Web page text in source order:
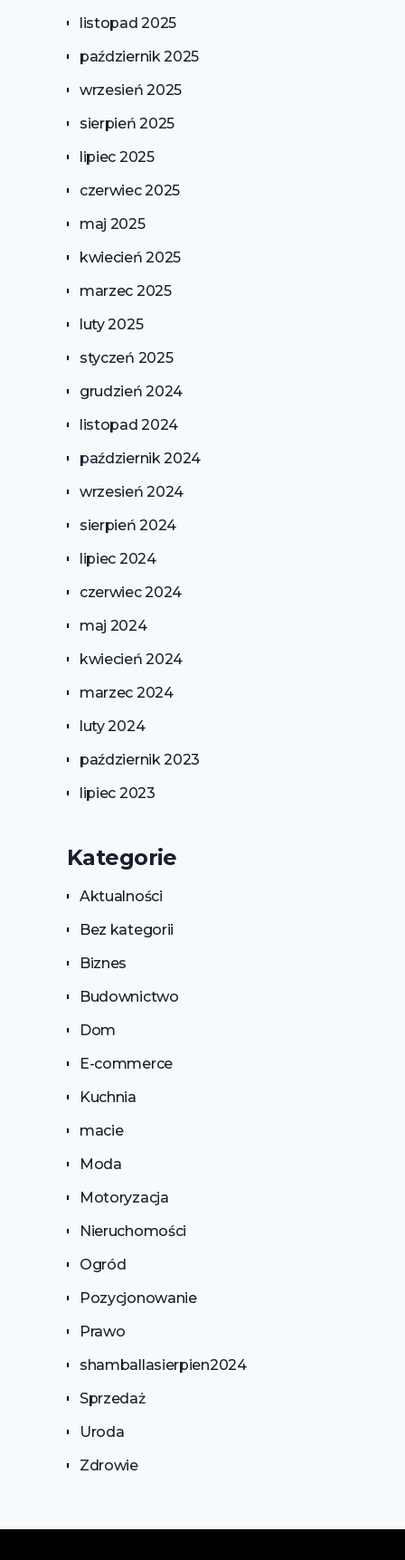
listopad 2025
październik 2025
wrzesień 2025
sierpień 2025
lipiec 2025
czerwiec 2025
maj 2025
kwiecień 2025
marzec 2025
luty 2025
styczeń 2025
grudzień 2024
listopad 2024
październik 2024
wrzesień 2024
sierpień 2024
lipiec 2024
czerwiec 2024
maj 2024
kwiecień 2024
marzec 2024
luty 2024
październik 2023
lipiec 2023
Kategorie
Aktualności
Bez kategorii
Biznes
Budownictwo
Dom
E-commerce
Kuchnia
macie
Moda
Motoryzacja
Nieruchomości
Ogród
Pozycjonowanie
Prawo
shamballasierpien2024
Sprzedaż
Uroda
Zdrowie